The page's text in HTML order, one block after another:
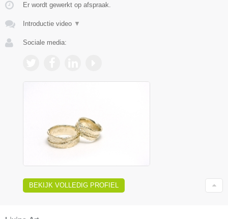
Er wordt gewerkt op afspraak.
Introductie video ▼
Sociale media:
BEKIJK VOLLEDIG PROFIEL